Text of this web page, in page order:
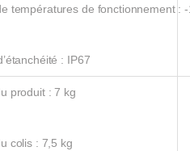
températures de fonctionnement :
: IP67
produit : 7 kg
colis : 7,5 kg